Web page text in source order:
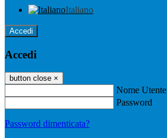
Italiano
Accedi
Accedi
button close ×
Nome Utente
Password
Password dimenticata?